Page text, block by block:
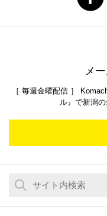
メ
［ 毎週金曜配信 ］
ル』で新潟